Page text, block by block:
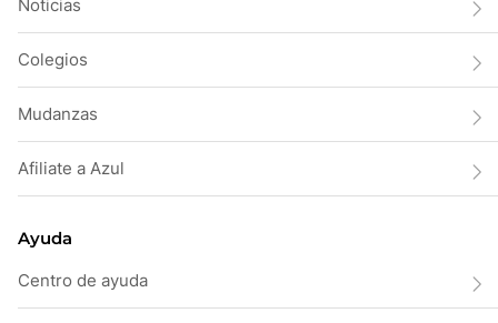
Noticias
Colegios
Mudanzas
Afiliate a Azul
Ayuda
Centro de ayuda